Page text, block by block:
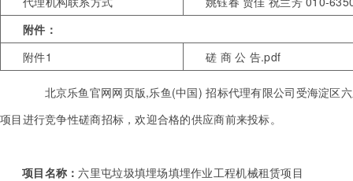
附件：
附件1
磋 商 公 告.pdf
北京乐鱼官网网页版,乐鱼(中国) 招标代理有限公司受海淀区六
项目进行竞争性磋商招标，欢迎合格的供应商前来投标。
项目名称：六里屯垃圾填埋场填埋作业工程机械租赁项目